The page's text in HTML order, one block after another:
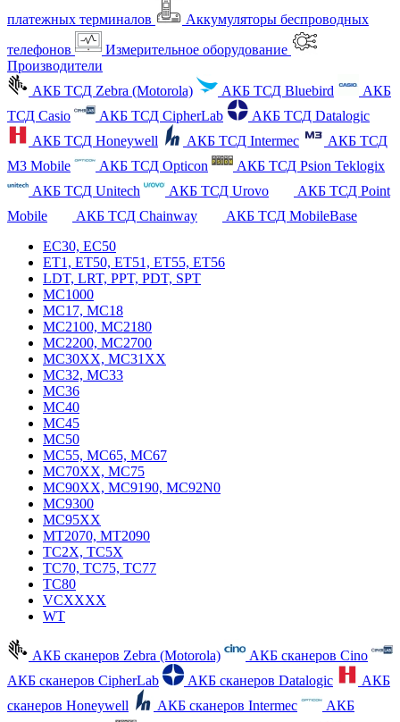
платежных терминалов
Аккумуляторы беспроводных
телефонов
Измерительное оборудование
Производители
АКБ ТСД Zebra (Motorola)
АКБ ТСД Bluebird
АКБ
ТСД Casio
АКБ ТСД CipherLab
АКБ ТСД Datalogic
АКБ ТСД Honeywell
АКБ ТСД Intermec
АКБ ТСД
M3 Mobile
АКБ ТСД Opticon
АКБ ТСД Psion Teklogix
АКБ ТСД Unitech
АКБ ТСД Urovo
АКБ ТСД Point
Mobile
АКБ ТСД Chainway
АКБ ТСД MobileBase
EC30, EC50
ET1, ET50, ET51, ET55, ET56
LDT, LRT, PPT, PDT, SPT
MC1000
MC17, MC18
MC2100, MC2180
MC2200, MC2700
MC30XX, MC31XX
MC32, MC33
MC36
MC40
MC45
MC50
MC55, MC65, MC67
MC70XX, MC75
MC90XX, MC9190, MC92N0
MC9300
MC95XX
MT2070, MT2090
TC2X, TC5X
TC70, TC75, TC77
TC80
VCXXXX
WT
АКБ сканеров Zebra (Motorola)
АКБ сканеров Cino
АКБ сканеров CipherLab
АКБ сканеров Datalogic
АКБ
сканеров Honeywell
АКБ сканеров Intermec
АКБ